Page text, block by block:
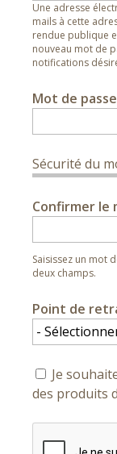
Une adresse
mails à cette
rendue publique
nouveau mot de
notifications
Mot de passe
Sécurité du
Confirmer le
Saisissez un mot
deux champs.
Point de
Je
des produits